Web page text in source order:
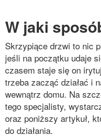
W jaki
Skrzypiące drzwi to nic
jeśli na początku udaje
czasem staje się on
trzeba zacząć działać i
wewnątrz domu. Na
tego specjalisty,
oraz poniższy artykuł,
do działania.